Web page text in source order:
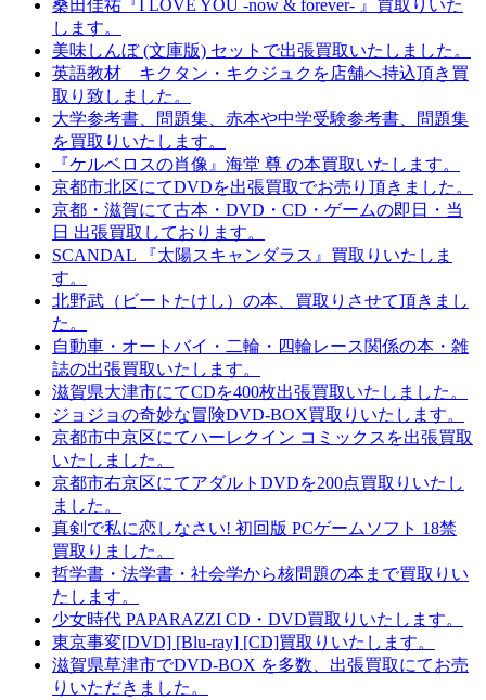
桑田佳祐『I LOVE YOU -now & forever- 』買取りいた
します。
美味しんぼ (文庫版) セットで出張買取いたしました。
英語教材 キクタン・キクジュクを店舗へ持込頂き買
取り致しました。
大学参考書、問題集、赤本や中学受験参考書、問題集
を買取りいたします。
『ケルベロスの肖像』海堂 尊 の本買取いたします。
京都市北区にてDVDを出張買取でお売り頂きました。
京都・滋賀にて古本・DVD・CD・ゲームの即日・当
日 出張買取しております。
SCANDAL 『太陽スキャンダラス』買取りいたしま
す。
北野武（ビートたけし）の本、買取りさせて頂きまし
た。
自動車・オートバイ・二輪・四輪レース関係の本・雑
誌の出張買取いたします。
滋賀県大津市にてCDを400枚出張買取いたしました。
ジョジョの奇妙な冒険DVD-BOX買取りいたします。
京都市中京区にてハーレクイン コミックスを出張買取
いたしました。
京都市右京区にてアダルトDVDを200点買取りいたし
ました。
真剣で私に恋しなさい! 初回版 PCゲームソフト 18禁
買取りました。
哲学書・法学書・社会学から核問題の本まで買取りい
たします。
少女時代 PAPARAZZI CD・DVD買取りいたします。
東京事変[DVD] [Blu-ray] [CD]買取りいたします。
滋賀県草津市でDVD-BOX を多数、出張買取にてお売
りいただきました。